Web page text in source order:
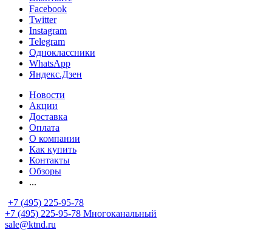
Facebook
Twitter
Instagram
Telegram
Одноклассники
WhatsApp
Яндекс.Дзен
Новости
Акции
Доставка
Оплата
О компании
Как купить
Контакты
Обзоры
...
+7 (495) 225-95-78
+7 (495) 225-95-78 Многоканальный
sale@ktnd.ru